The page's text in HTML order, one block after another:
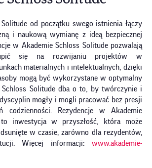
od początku swego istnienia łączy
i naukową wymianę z ideą bezpiecznej
w Akademie Schloss Solitude pozwalają
się na rozwijaniu projektów w
materialnych i intelektualnych, dzięki
mogą być wykorzystane w optymalny
Schloss Solitude dba o to, by twórczynie i
mogły i mogli pracować bez presji
codzienności. Rezydencje w Akademie
inwestycja w przyszłość, która może
w czasie, zarówno dla rezydentów,
Więcej informacji: www.akademie-